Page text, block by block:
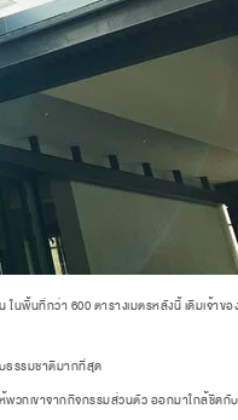
นที่กว่า 600 ตารางเมตรหลังนี้ เดิมเจ้าขอ
ธรรมชาติมากที่สุด
วกเขาจากกิจกรรมส่วนตัว ออกมาใกล้ชิดกับ